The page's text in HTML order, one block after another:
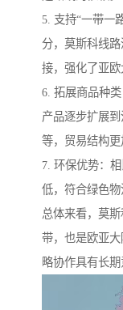
5. 支持“一带一
分，莫斯科线
接，强化了亚欧
6. 拓展商品种
产品逐步扩展
等，贸易结构更
7. 环保优势：
低，符合绿色物
总体来看，莫
带，也是欧亚
略协作具有长期